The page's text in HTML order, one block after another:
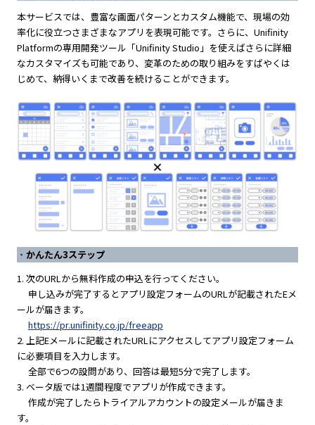
本サービスでは、豊富な画面パターンとカスタム機能で、現場の効
率化に役立つさまざまなアプリを表現可能です。さらに、Unifinity
Platformの専用開発ツール「Unifinity Studio」を使えばさらに詳細
なカスタマイズも可能であり、変革のための取り組みをすばやくは
じめて、納得いくまで改善を続けることができます。
かんたん3ステップ
1. 次のURLから無料作成の申込を行ってください。
申し込みが完了するとアプリ設定フォームのURLが記載されたEメ
ールが届きます。
https://pr.unifinity.co.jp/freeapp
2. 上記Eメールに記載されたURLにアクセスしてアプリ設定フォーム
に必要項目を入力します。
全部で6つの設問があり、回答は最短5分で完了します。
3. ベータ版では1週間程度でアプリが作成できます。
作成が完了したらトライアルアカウントの設定メールが届きま
す。